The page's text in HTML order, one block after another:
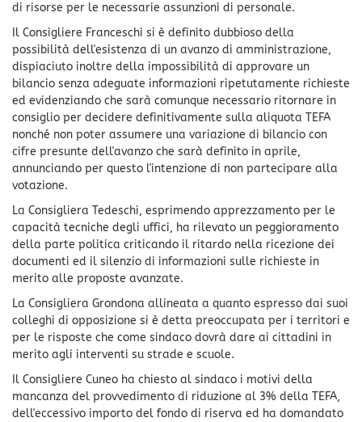
di risorse per le necessarie assunzioni di personale.
Il Consigliere Franceschi si è definito dubbioso della
possibilità dell'esistenza di un avanzo di amministrazione,
dispiaciuto inoltre della impossibilità di approvare un
bilancio senza adeguate informazioni ripetutamente richieste
ed evidenziando che sarà comunque necessario ritornare in
consiglio per decidere definitivamente sulla aliquota TEFA
nonché non poter assumere una variazione di bilancio con
cifre presunte dell'avanzo che sarà definito in aprile,
annunciando per questo l'intenzione di non partecipare alla
votazione.
La Consigliera Tedeschi, esprimendo apprezzamento per le
capacità tecniche degli uffici, ha rilevato un peggioramento
della parte politica criticando il ritardo nella ricezione dei
documenti ed il silenzio di informazioni sulle richieste in
merito alle proposte avanzate.
La Consigliera Grondona allineata a quanto espresso dai suoi
colleghi di opposizione si è detta preoccupata per i territori e
per le risposte che come sindaco dovrà dare ai cittadini in
merito agli interventi su strade e scuole.
Il Consigliere Cuneo ha chiesto al sindaco i motivi della
mancanza del provvedimento di riduzione al 3% della TEFA,
dell'eccessivo importo del fondo di riserva ed ha domandato